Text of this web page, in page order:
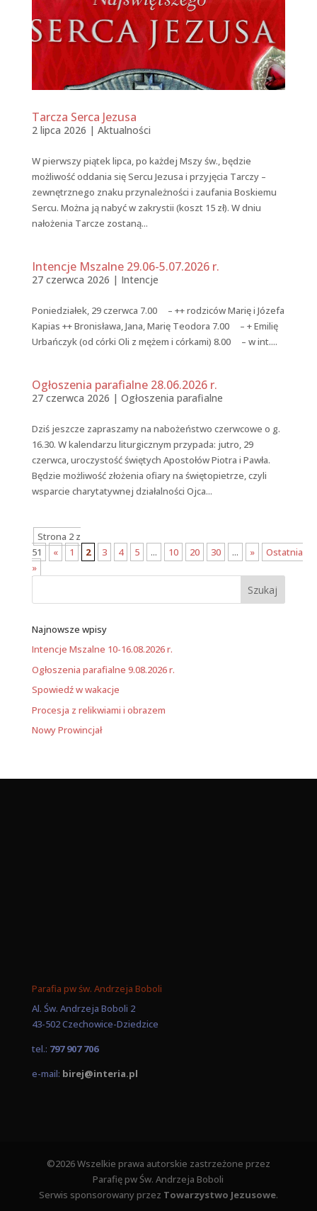
Tarcza Serca Jezusa
2 lipca 2026 | Aktualności
W pierwszy piątek lipca, po każdej Mszy św., będzie
możliwość oddania się Sercu Jezusa i przyjęcia Tarczy –
zewnętrznego znaku przynależności i zaufania Boskiemu
Sercu. Można ją nabyć w zakrystii (koszt 15 zł). W dniu
nałożenia Tarcze zostaną...
Intencje Mszalne 29.06-5.07.2026 r.
27 czerwca 2026 | Intencje
Poniedziałek, 29 czerwca 7.00 – ++ rodziców Marię i Józefa
Kapias ++ Bronisława, Jana, Marię Teodora 7.00 – + Emilię
Urbańczyk (od córki Oli z mężem i córkami) 8.00 – w int....
Ogłoszenia parafialne 28.06.2026 r.
27 czerwca 2026 | Ogłoszenia parafialne
Dziś jeszcze zapraszamy na nabożeństwo czerwcowe o g.
16.30. W kalendarzu liturgicznym przypada: jutro, 29
czerwca, uroczystość świętych Apostołów Piotra i Pawła.
Będzie możliwość złożenia ofiary na świętopietrze, czyli
wsparcie charytatywnej działalności Ojca...
Strona 2 z
51
« 1 2 3 4 5 ... 10 20 30 ... »
Ostatnia
»
Najnowsze wpisy
Intencje Mszalne 10-16.08.2026 r.
Ogłoszenia parafialne 9.08.2026 r.
Spowiedź w wakacje
Procesja z relikwiami i obrazem
Nowy Prowincjał
Parafia pw św. Andrzeja Boboli
Al. Św. Andrzeja Boboli 2
43-502 Czechowice-Dziedzice
tel.: 797 907 706
e-mail: birej@interia.pl
©2026 Wszelkie prawa autorskie zastrzeżone przez
Parafię pw Św. Andrzeja Boboli
Serwis sponsorowany przez Towarzystwo Jezusowe.